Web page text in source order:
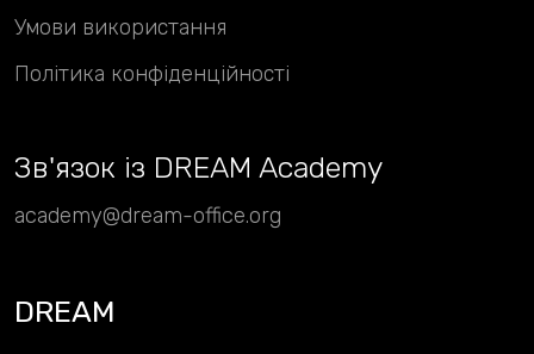
Умови використання
Політика конфіденційності
academy@dream-office.org
DREAM
Зв'язок із DREAM Academy